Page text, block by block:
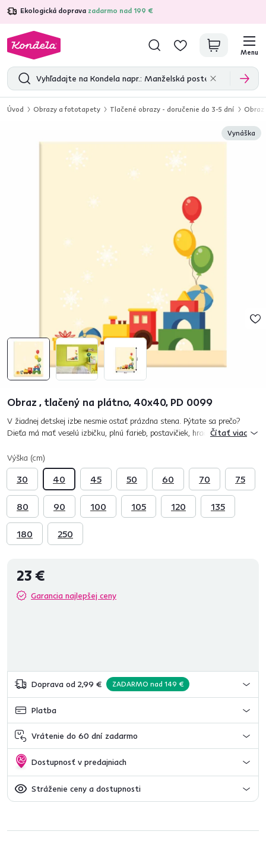
Ekologická doprava zadarmo nad 199 €
4,7 31 285overených produktových recenzií
Menu
Úvod Obrazy a fototapety Tlačené obrazy - doručenie do 3-5 dní
Vynáška
Obraz , tlačený na plátno, 40x40, PD 0099
V žiadnej detskej izbe nesmie ostať prázdna stena. Pýtate sa prečo?
Dieťa má mať veselú izbičku, plnú farieb, postavičiek, hračiek a tvarov.
Čítať viac
Výška (cm)
30 40 45 50 60 70 75
80 90 100 105 120 135
180 250
23 €
Garancia najlepšej ceny
Doprava od 2,99 € ZADARMO nad 149 €
Platba
Vrátenie do 60 dní zadarmo
Dostupnosť v predajniach
Stráženie ceny a dostupnosti